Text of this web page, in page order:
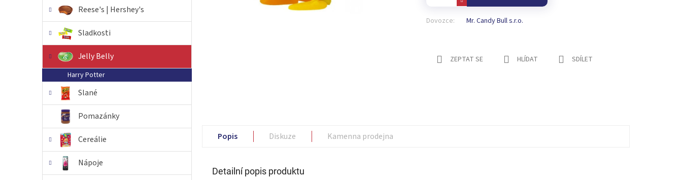
Reese's | Hershey's
Sladkosti
Jelly Belly
Harry Potter
Slané
Pomazánky
Cereálie
Nápoje
Dovozce: Mr. Candy Bull s.r.o.
ZEPTAT SE HLÍDAT SDÍLET
Popis Diskuze Kamenna prodejna
Detailní popis produktu